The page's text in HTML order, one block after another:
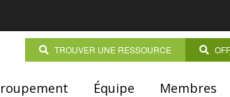
TROUVER UNE RESSOURCE
Équipe Membres